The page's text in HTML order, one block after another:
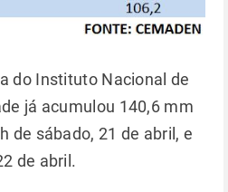
do Instituto Nacional de
já acumulou 140,6 mm
de sábado, 21 de abril, e
de abril.